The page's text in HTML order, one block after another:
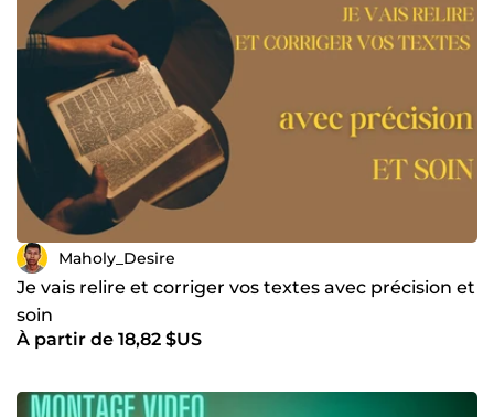
idées. 🚀 🌍Passionné par les mots et auteur de plusieurs
ouvrages , j'ai toujours pris plaisir à écrire et à sublimer les
textes🥰
Maholy_Desire
Je vais relire et corriger vos textes avec précision et
soin
À partir de 18,82 $US